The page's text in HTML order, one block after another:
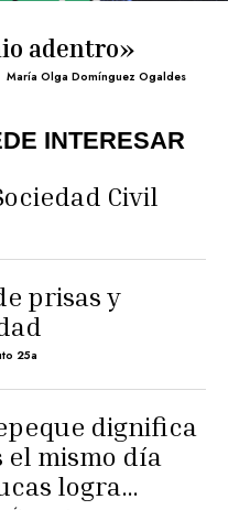
adentro»
María Olga Domínguez Ogaldes
INTERESAR
Civil
prisas y
25a
dignifica
el mismo día
logra